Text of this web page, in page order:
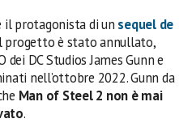
il protagonista di un sequel de
progetto è stato annullato,
DC Studios James Gunn e
nell’ottobre 2022. Gunn da
Man of Steel 2 non è mai
.